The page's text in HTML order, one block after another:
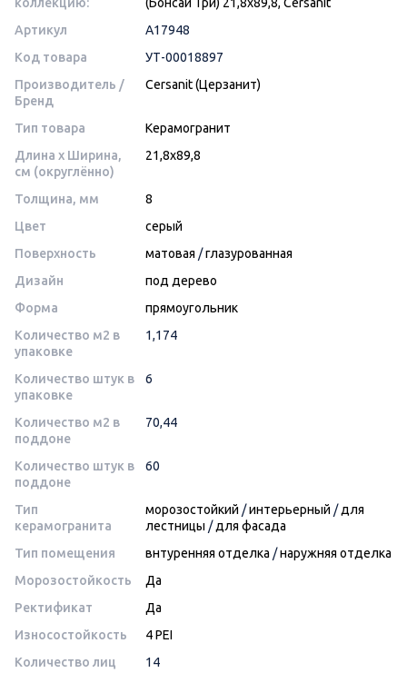
Артикул
A17948
Код товара
УТ-00018897
Производитель /
Бренд
Cersanit (Церзанит)
Тип товара
Керамогранит
Длина x Ширина,
см (округлённо)
21,8х89,8
Толщина, мм
8
Цвет
серый
Поверхность
матовая /глазурованная
Дизайн
под дерево
Форма
прямоугольник
Количество м2 в
упаковке
1,174
Количество штук в
упаковке
6
Количество м2 в
поддоне
70,44
Количество штук в
поддоне
60
Тип
керамогранита
морозостойкий /интерьерный /для
лестницы /для фасада
Тип помещения
внтуренняя отделка /наружняя отделка
Морозостойкость
Да
Ректификат
Да
Износостойкость
4 PEI
Количество лиц
14